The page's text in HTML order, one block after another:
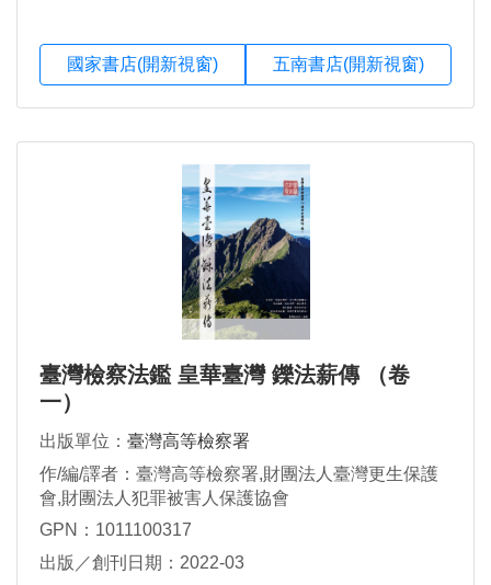
國家書店(開新視窗) 五南書店(開新視窗)
臺灣檢察法鑑 皇華臺灣 鑠法薪傳 （卷
一）
出版單位： 臺灣高等檢察署
作/編/譯者：臺灣高等檢察署,財團法人臺灣更生保護
會,財團法人犯罪被害人保護協會
GPN：1011100317
出版／創刊日期：2022-03